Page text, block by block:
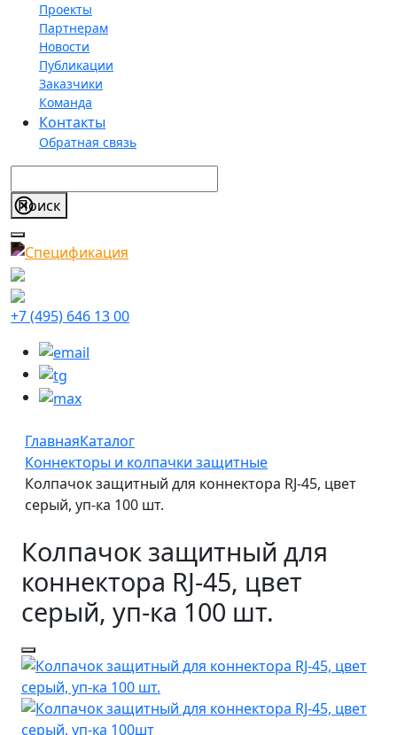
Проекты
Партнерам
Новости
Публикации
Заказчики
Команда
Контакты
Обратная связь
+7 (495) 646 13 00
ГлавнаяКаталог
Коннекторы и колпачки защитные
Колпачок защитный для коннектора RJ-45, цвет
серый, уп-ка 100 шт.
Колпачок защитный для
коннектора RJ-45, цвет
серый, уп-ка 100 шт.